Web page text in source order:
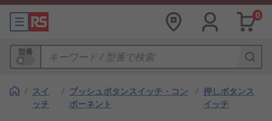
0
型番
/ スイ
ッチ
/ プッシュボタンスイッチ・コン
ポーネント
/ 押しボタンス
イッチ